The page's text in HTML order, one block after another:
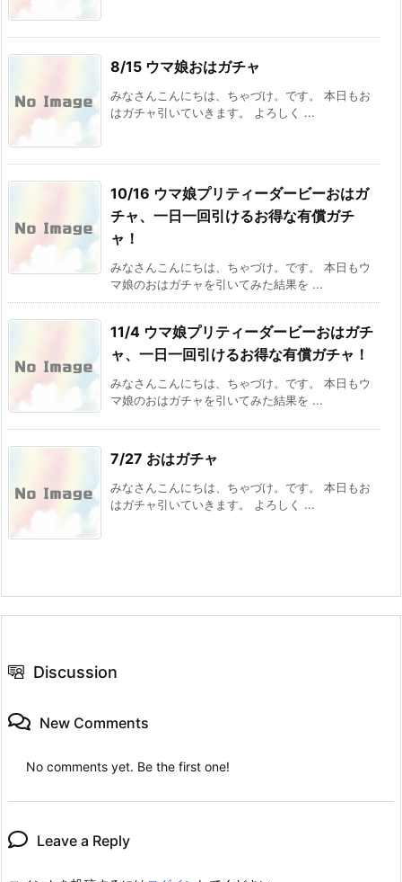
8/15 ウマ娘おはガチャ
みなさんこんにちは、ちゃづけ。です。 本日もお
はガチャ引いていきます。 よろしく ...
10/16 ウマ娘プリティーダービーおはガ
チャ、一日一回引けるお得な有償ガチ
ャ！
みなさんこんにちは、ちゃづけ。です。 本日もウ
マ娘のおはガチャを引いてみた結果を ...
11/4 ウマ娘プリティーダービーおはガチ
ャ、一日一回引けるお得な有償ガチャ！
みなさんこんにちは、ちゃづけ。です。 本日もウ
マ娘のおはガチャを引いてみた結果を ...
7/27 おはガチャ
みなさんこんにちは、ちゃづけ。です。 本日もお
はガチャ引いていきます。 よろしく ...
Discussion
New Comments
No comments yet. Be the first one!
Leave a Reply